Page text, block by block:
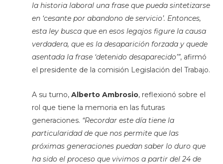
la historia laboral una frase que pueda sintetizarse
en ‘cesante por abandono de servicio’. Entonces,
esta ley busca que en esos legajos figure la causa
verdadera, que es la desaparición forzada y quede
asentada la frase ‘detenido desaparecido’”, afirmó
el presidente de la comisión Legislación del Trabajo.
A su turno, Alberto Ambrosio, reflexionó sobre el
rol que tiene la memoria en las futuras
generaciones. “Recordar este día tiene la
particularidad de que nos permite que las
próximas generaciones puedan saber lo duro que
ha sido el proceso que vivimos a partir del 24 de